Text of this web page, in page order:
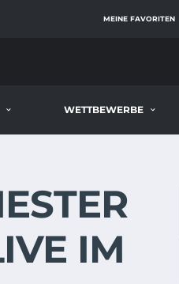
MEINE FAVORITEN
WETTBEWERBE
IM